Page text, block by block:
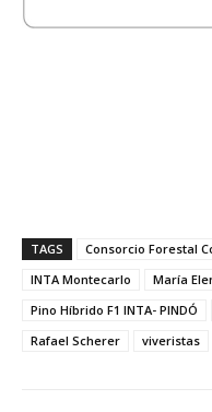
TAGS Consorcio Forestal
INTA Montecarlo
María
Pino Híbrido F1 INTA- PINDÓ
Rafael Scherer
viveristas